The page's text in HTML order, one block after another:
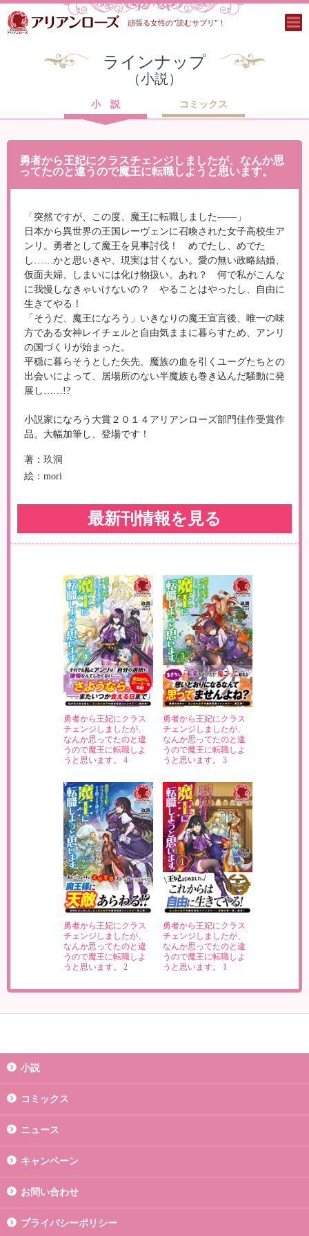
頑張る女性の“読むサプリ”！
ラインナップ
（小説）
小 説 コミックス
勇者から王妃にクラスチェンジしましたが、なんか思
ってたのと違うので魔王に転職しようと思います。
「突然ですが、この度、魔王に転職しました――」
日本から異世界の王国レーヴェンに召喚された女子高校生ア
ンリ。勇者として魔王を見事討伐！ めでたし、めでた
し……かと思いきや、現実は甘くない。愛の無い政略結婚、
仮面夫婦、しまいには化け物扱い。あれ？ 何で私がこんな
に我慢しなきゃいけないの？ やることはやったし、自由に
生きてやる！
「そうだ、魔王になろう」いきなりの魔王宣言後、唯一の味
方である女神レイチェルと自由気ままに暮らすため、アンリ
の国づくりが始まった。
平穏に暮らそうとした矢先、魔族の血を引くユーグたちとの
出会いによって、居場所のない半魔族も巻き込んだ騒動に発
展し……!?
小説家になろう大賞２０１４アリアンローズ部門佳作受賞作
品。大幅加筆し、登場です！
著：玖洞
絵：mori
最新刊情報を見る
勇者から王妃にクラス
チェンジしましたが、
なんか思ってたのと違
うので魔王に転職しよ
うと思います。 4
勇者から王妃にクラス
チェンジしましたが、
なんか思ってたのと違
うので魔王に転職しよ
うと思います。 3
勇者から王妃にクラス
チェンジしましたが、
なんか思ってたのと違
うので魔王に転職しよ
うと思います。 2
勇者から王妃にクラス
チェンジしましたが、
なんか思ってたのと違
うので魔王に転職しよ
うと思います。 1
小説
コミックス
ニュース
キャンペーン
お問い合わせ
プライバシーポリシー